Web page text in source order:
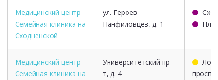
Медицинский центр
Семейная клиника на
Сходненской
ул. Героев
Панфиловцев, д. 1
Медицинский центр
Семейная клиника на
Университетский пр-
т, д. 4